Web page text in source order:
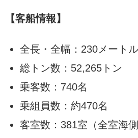
【客船情報】
全長・全幅：230メート
総トン数：52,265トン
乗客数：740名
乗組員数：約470名
客室数：381室（全室海